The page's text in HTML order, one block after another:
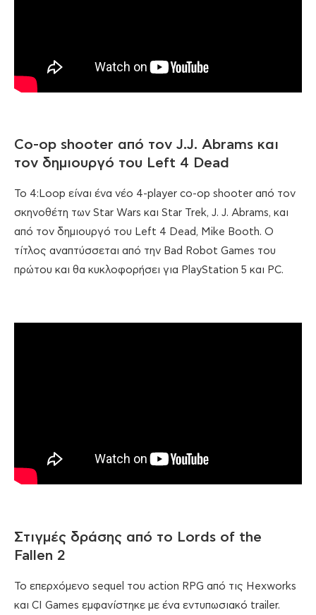
Co-op shooter από τον J.J. Abrams και
τον δημιουργό του Left 4 Dead
Το 4:Loop είναι ένα νέο 4-player co-op shooter από τον
σκηνοθέτη των Star Wars και Star Trek, J. J. Abrams, και
από τον δημιουργό του Left 4 Dead, Mike Booth. Ο
τίτλος αναπτύσσεται από την Bad Robot Games του
πρώτου και θα κυκλοφορήσει για PlayStation 5 και PC.
Στιγμές δράσης από το Lords of the
Fallen 2
Το επερχόμενο sequel του action RPG από τις Hexworks
και CI Games εμφανίστηκε με ένα εντυπωσιακό trailer.